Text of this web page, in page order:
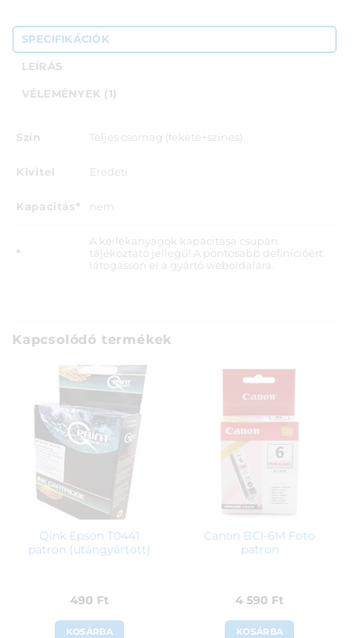
SPECIFIKÁCIÓK
LEÍRÁS
VÉLEMÉNYEK (1)
Szín Teljes csomag (fekete+színes)
Kivitel Eredeti
Kapacitás* nem
*
A kellékanyagok kapacitása csupán
tájékoztató jellegű! A pontosabb definícióért
látogasson el a gyártó weboldalára.
Kapcsolódó termékek
Qink Epson T0441
patron (utángyártott)
490 Ft
KOSÁRBA
Canon BCI-6M Foto
patron
4 590 Ft
KOSÁRBA